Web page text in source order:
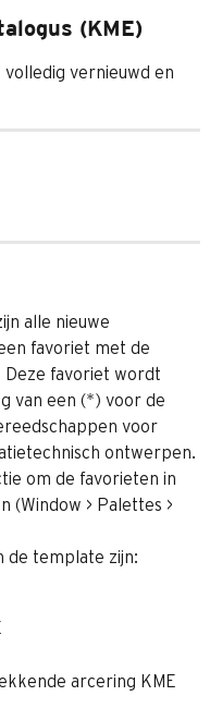
(KME)
volledig vernieuwd en
alle nieuwe
favoriet met de
Deze favoriet wordt
van een (*) voor de
voor
ontwerpen.
om de favorieten in
(Window > Palettes >
de template zijn:
arcering KME